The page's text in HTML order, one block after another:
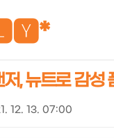
, 뉴트로 감성
12. 13. 07:00